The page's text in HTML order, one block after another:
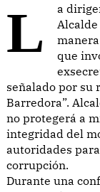
La dirigente nacional de Morena, Luisa María
que
señalado por su
Barredora”.
no protegerá a
integridad del
autoridades
corrupción.
Durante una